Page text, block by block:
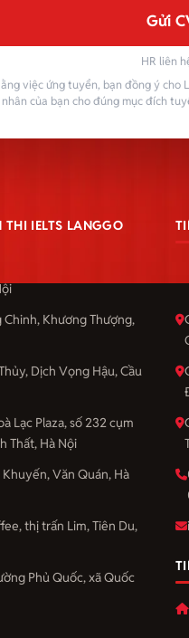
Gửi
HR liên
việc ứng tuyển, bạn đồng ý cho
nhân của bạn cho đúng mục đích
THI IELTS LANGGO
Chinh, Khương Thượng,
Dịch Vọng Hậu, Cầu
Lạc Plaza, số 232 cụm
Thất, Hà Nội
Văn Quán, Hà
thị trấn Lim, Tiên Du,
Phủ Quốc, xã Quốc